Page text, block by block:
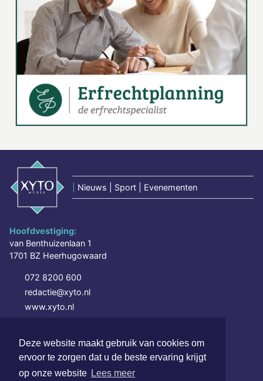
Deze website maakt gebruik van cookies om
ervoor te zorgen dat u de beste ervaring krijgt
op onze website Lees meer
Nieuws | Sport | Evenementen
Hoofdvestiging:
van Benthuizenlaan 1
1701 BZ Heerhugowaard
072 8200 600
redactie@xyto.nl
www.xyto.nl
NIEUWSBRIEF AANMELDEN